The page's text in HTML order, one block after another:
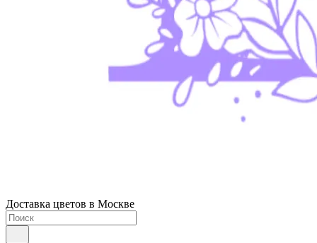
Доставка цветов в Москве